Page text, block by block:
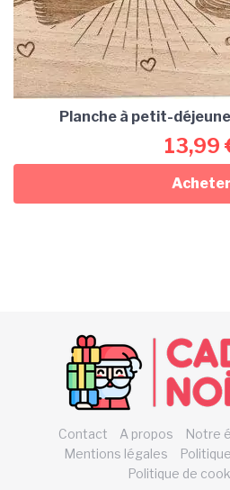
Planche à petit-
13,99
Acheter
Contact A propos Notre
Mentions légales
Politique de